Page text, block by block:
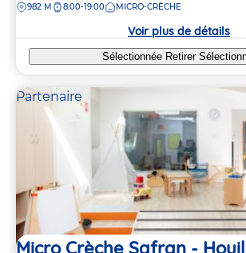
la
DISTANCE
982 M 8:00-19:00 MICRO-CRÈCHE
Voir plus de détails
Sélectionnée Retirer
Partenaire
Micro Crèche Safran -